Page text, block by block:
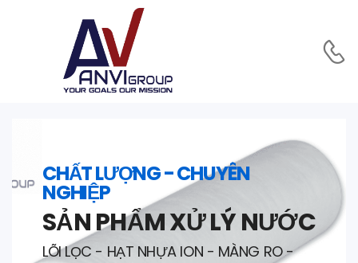
CHẤT LƯỢNG - CHUYÊN
NGHIỆP
SẢN PHẨM XỬ LÝ NƯỚC
LÕI LỌC - HẠT NHỰA ION - MÀNG RO -